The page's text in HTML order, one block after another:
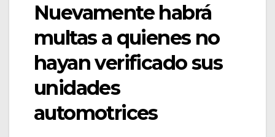
Nuevamente habrá
multas a quienes no
hayan verificado sus
unidades
automotrices